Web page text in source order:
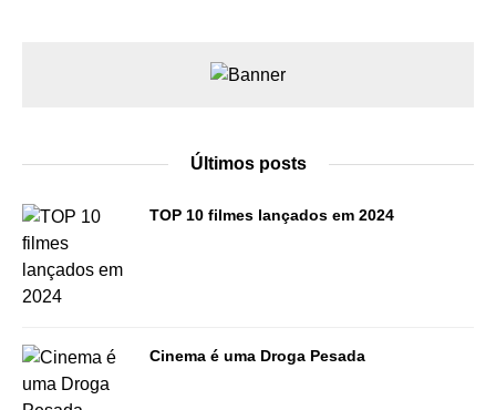
Últimos posts
TOP 10 filmes lançados em 2024
Cinema é uma Droga Pesada